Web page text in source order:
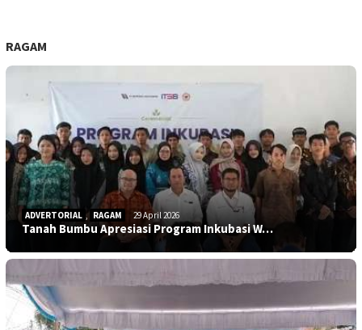
RAGAM
ADVERTORIAL , RAGAM 29 April 2026
Tanah Bumbu Apresiasi Program Inkubasi W…